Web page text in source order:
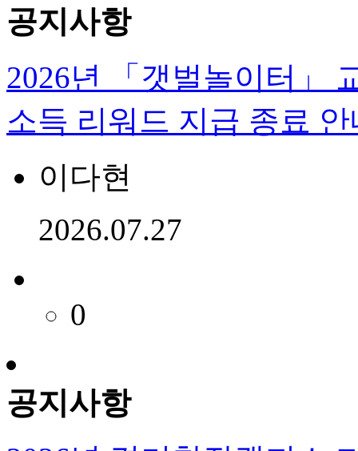
공지사항
2026년 「갯벌놀이터」
소득 리워드 지급 종료 안
이다현
2026.07.27
0
공지사항